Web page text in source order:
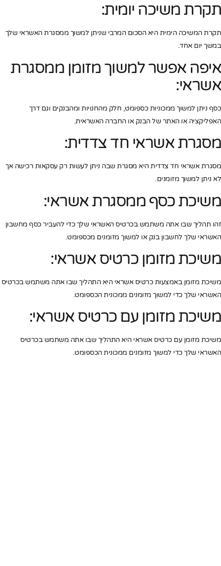
תקרת משיכה יומית:
תקרת המשיכה הימית היא הסכום המרבי שניתן למשוך ממסגרת האשראי שלך
במשך יום אחד.
איפה אפשר למשוך מזומן ממסגרת
אשראי:
כסף ניתן למשוך ממכוניות כספומט, חלק מהחנויות ומהבנקים וגם דרך
האפליקציה או האתר של הבנק או החברה האשראית.
מסגרת אשראי חד צדדית:
מסגרת אשראי חד צדדית היא מסגרת שבה ניתן לעשות רק עסקאות רכישה אך
לא ניתן למשוך מזומנים.
משיכת כסף ממסגרת אשראי:
זהו תהליך שבו אתה משתמש בכרטיס האשראי שלך כדי להעביר כסף מחשבון
האשראי שלך לחשבון בנק או למשוך מזומנים מכספומט.
משיכת מזומן כרטיס אשראי:
משיכת מזומן באמצעות כרטיס אשראי היא התהליך שבו אתה משתמש בכרטיס
האשראי שלך כדי למשוך מזומנים ממכונית הכספומט.
משיכת מזומן עם כרטיס אשראי:
משיכת מזומן עם כרטיס אשראי היא התהליך שבו אתה משתמש בכרטיס
האשראי שלך כדי למשוך מזומנים ממכונית הכספומט.